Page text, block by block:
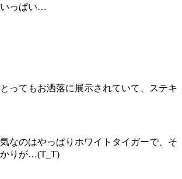
いっぱい…
ってもお洒落に展示されていて、ステキ
なのはやっぱりホワイトタイガーで、そ
りが…(T_T)